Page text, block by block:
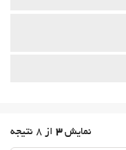
نمایش3 از 8 نتیجه